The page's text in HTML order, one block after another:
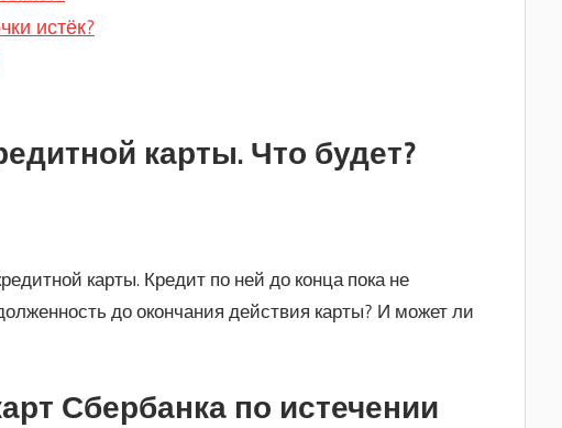
истёк?
карты. Что будет?
карты. Кредит по ней до конца пока не
до окончания действия карты? И может ли
Сбербанка по истечении